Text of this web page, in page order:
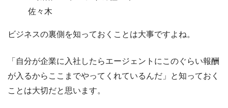
佐々木
ビジネスの裏側を知っておくことは大事ですよね。
「自分が企業に入社したらエージェントにこのぐらい報酬
が入るからここまでやってくれているんだ」と知っておく
ことは大切だと思います。